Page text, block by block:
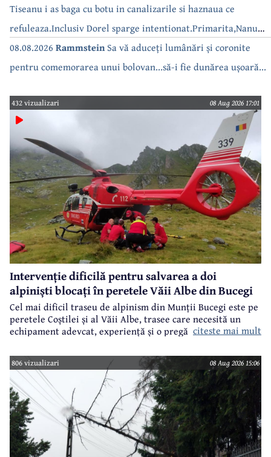
Tiseanu i as baga cu botu in canalizarile si haznaua ce
refuleaza.Inclusiv Dorel sparge intentionat.Primarita,Nanu
bea apa de la robinet.Asta as intreba o si pe Izabel Mitrea
08.08.2026 RammsteinSa vă aduceți lumânări și coronite
pentru comemorarea unui bolovan...să-i fie dunărea ușoară...
432 vizualizari 08 Aug 2026 17:01
Intervenție dificilă pentru salvarea a doi
alpiniști blocați în peretele Văii Albe din Bucegi
Cel mai dificil traseu de alpinism din Munții Bucegi este pe
peretele Coștilei și al Văii Albe, trasee care necesită un
echipament adevcat, experiență și o pregătire specifică.
citeste mai mult
806 vizualizari 08 Aug 2026 15:06